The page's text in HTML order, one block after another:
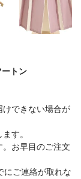
トン
けできない場合が
す。
お早目のご注文
ご連絡が取れな